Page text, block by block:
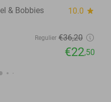
& Bobbies 10.0 star
Regulier €36,20
€22,50